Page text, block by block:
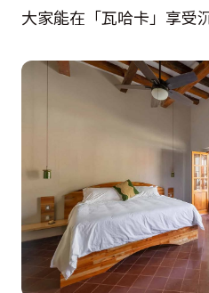
大家能在「瓦哈卡」享受